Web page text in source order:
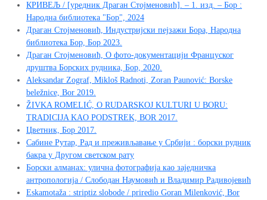
КРИВЕЉ / [уредник Драган Стојменовић]. – 1. изд. – Бор :
Народна библиотека "Бор", 2024
Драган Стојменовић, Индустријски пејзажи Бора, Народна
библиотека Бор, Бор 2023.
Драган Стојменовић, О фото-документацији Француског
друштва Борских рудника, Бор, 2020.
Aleksandar Zograf, Mikloš Radnoti, Zoran Paunović: Borske
beležnice, Bor 2019.
ŽIVKA ROMELIĆ, O RUDARSKOJ KULTURI U BORU:
TRADICIJA KAO PODSTREK, BOR 2017.
Цветник, Бор 2017.
Сабине Рутар, Рад и преживљавање у Србији : борски рудник
бакра у Другом светском рату
Борски алманах: улична фотографија као заједничка
антропологија / Слободан Наумовић и Владимир Радивојевић
Eskamotaža : striptiz slobode / priredio Goran Milenković, Bor